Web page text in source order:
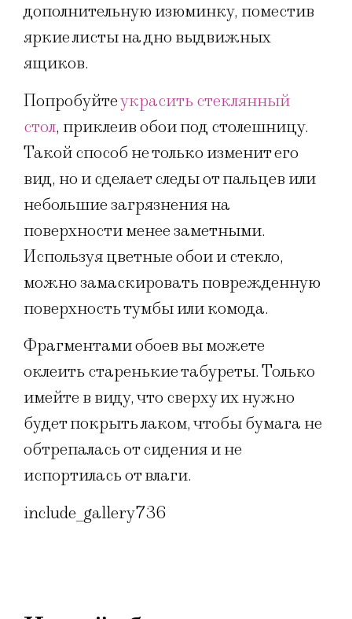
дополнительную изюминку, поместив
яркие листы на дно выдвижных
ящиков.
Попробуйтеукрасить стеклянный
стол, приклеив обои под столешницу.
Такой способ не только изменит его
вид, но и сделает следы от пальцев или
небольшие загрязнения на
поверхности менее заметными.
Используя цветные обои и стекло,
можно замаскировать поврежденную
поверхность тумбы или комода.
Фрагментами обоев вы можете
оклеить старенькие табуреты. Только
имейте в виду, что сверху их нужно
будет покрыть лаком, чтобы бумага не
обтрепалась от сидения и не
испортилась от влаги.
include_gallery736